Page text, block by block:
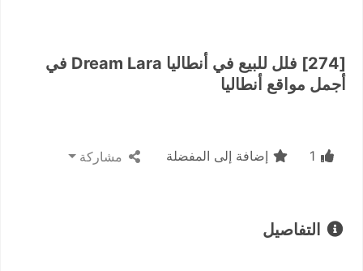
[274] فلل للبيع في أنطاليا Dream Lara في
أجمل مواقع أنطاليا
إضافة إلى المفضلة مشاركة
التفاصيل